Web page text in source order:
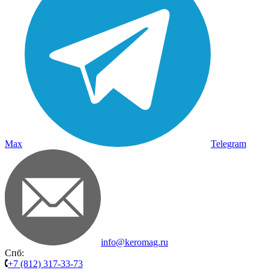
Max Telegram
info@keromag.ru
Спб:
+7 (812) 317-33-73